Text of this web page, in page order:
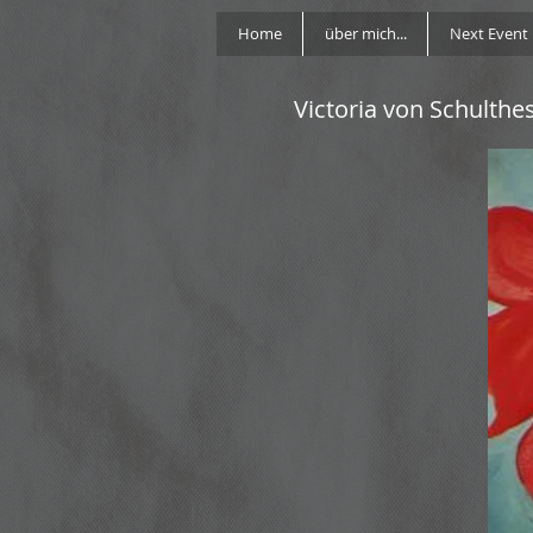
Home über mich... Next Event
Victoria von